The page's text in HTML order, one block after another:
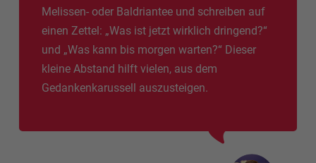
Melissen- oder Baldriantee und schreiben auf
einen Zettel: „Was ist jetzt wirklich dringend?“
und „Was kann bis morgen warten?“ Dieser
kleine Abstand hilft vielen, aus dem
Gedankenkarussell auszusteigen.